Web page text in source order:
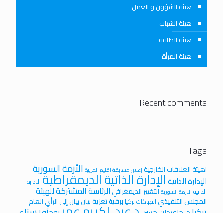
هيئة الشؤون و العمل
هيئة الشباب
هيئة الطاقة
هيئة المرأة
Recent comments
Tags
iهيئة العلاقات الخارجية إعلان مسابقة اقليم الجزيرة الأزمة السورية
الإدارة الذاتيةالإدارة الذاتية الديمقراطيةالادارة
الذاتية الازمة السوريةالتغيير الديمغرافي الرئاسة المشتركة للهيئة
المجلس التنفيذيانتهاكات تركيا برقية تعزيةبيان بيان إلى الرأي العام